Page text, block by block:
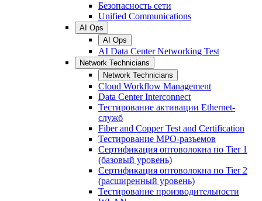
Безопасность сети
Unified Communications
AI Ops
AI Ops
AI Data Center Networking Test
Network Technicians
Network Technicians
Cloud Workflow Management
Data Center Interconnect
Тестирование активации Ethernet-
служб
Fiber and Copper Test and Certification
Тестирование МРО-разъемов
Сертификация оптоволокна по Tier 1
(базовый уровень)
Сертификация оптоволокна по Tier 2
(расширенный уровень)
Тестирование производительности